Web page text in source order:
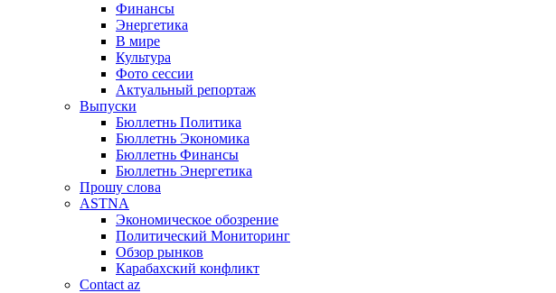
Финансы
Энергетика
В мире
Культура
Фото сессии
Актуальный репортаж
Выпуски
Бюллетнь Политика
Бюллетнь Экономика
Бюллетнь Финансы
Бюллетнь Энергетика
Прошу слова
ASTNA
Экономическое обозрение
Политический Мониторинг
Обзор рынков
Карабахский конфликт
Contact az